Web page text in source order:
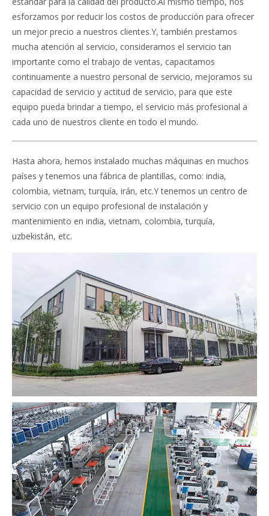
esforzamos por reducir los costos de producción para ofrecer
un mejor precio a nuestros clientes.Y, también prestamos
mucha atención al servicio, consideramos el servicio tan
importante como el trabajo de ventas, capacitamos
continuamente a nuestro personal de servicio, mejoramos su
capacidad de servicio y actitud de servicio, para que este
equipo pueda brindar a tiempo, el servicio más profesional a
cada uno de nuestros cliente en todo el mundo.
Hasta ahora, hemos instalado muchas máquinas en muchos
países y tenemos una fábrica de plantillas, como: india,
colombia, vietnam, turquía, irán, etc.Y tenemos un centro de
servicio con un equipo profesional de instalación y
mantenimiento en india, vietnam, colombia, turquía,
uzbekistán, etc.